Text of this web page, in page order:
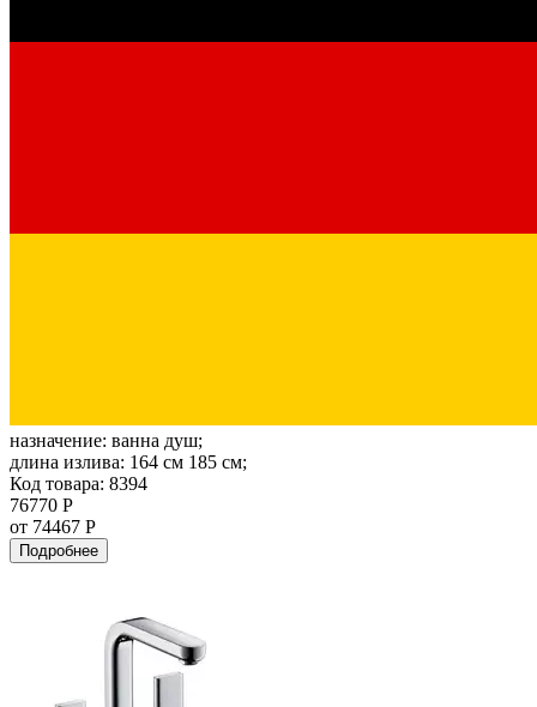
назначение: ванна душ;
длина излива: 164 см 185 см;
Код товара: 8394
76770 Р
от 74467 Р
Подробнее